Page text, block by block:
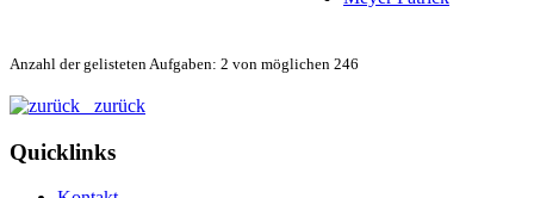
Anzahl der gelisteten Aufgaben: 2 von möglichen 246
zurück
Quicklinks